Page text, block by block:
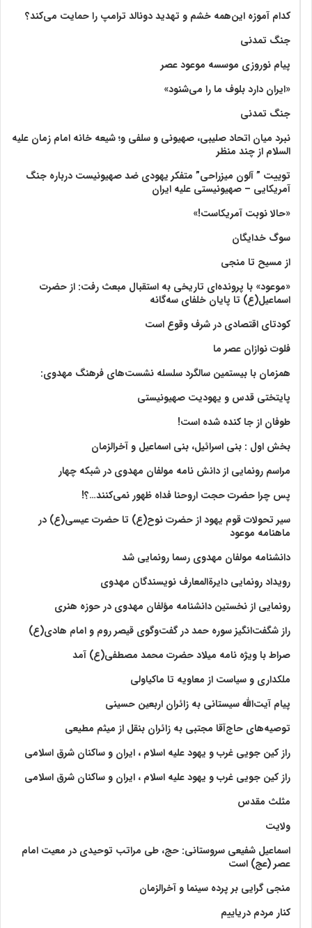
کدام آموزه این‌همه خشم و تهدید دونالد ترامپ را حمایت می‌کند؟
جنگ تمدنی
پیام نوروزی موسسه موعود عصر
«ایران دارد بلوف ما را می‌شنود»
جنگ تمدنی
نبرد میان اتحاد صلیبی، صهیونی و سلفی و؛ شیعه خانه امام زمان علیه
السلام از چند منظر
توییت ” آلون میزراحی” متفکر یهودی ضد صهیونیست درباره جنگ
آمریکایی – صهیونیستی علیه ایران
«حالا نوبت آمریکاست!»
سوگ خدایگان
از مسیح تا منجی
«موعود» با پرونده‌ای تاریخی به استقبال مبعث رفت: از حضرت
اسماعیل(ع) تا پایان خلفای سه‌گانه
کودتای اقتصادی در شرف وقوع است
فلوت نوازان عصر ما
همزمان با بیستمین سالگرد سلسله نشست‌های فرهنگ مهدوی:‌
پایتختی قدس و یهودیت صهیونیستی
طوفان از جا کنده شده است!
بخش اول : بنی اسرائیل، بنی اسماعیل و آخرالزمان
مراسم رونمایی از دانش نامه مولفان مهدوی در شبکه چهار
پس چرا حضرت حجت اروحنا فداه ظهور نمی‌کنند…؟!
سیر تحولات قوم یهود از حضرت نوح(ع) تا حضرت عیسی(ع) در
ماهنامه موعود
دانشنامه مولفان مهدوی رسما رونمایی شد
رویداد رونمایی دایرةالمعارف نویسندگان مهدوی
رونمایی از نخستین دانشنامه مؤلفان مهدوی در حوزه هنری
راز شگفت‌انگیز سوره حمد در گفت‌وگوی قیصر روم و امام هادی(ع)
صراط با ویژه نامه میلاد حضرت محمد مصطفی(ع) آمد
ملکداری و سیاست از معاویه تا ماکیاولی
پیام آیت‌الله سیستانی به زائران اربعین حسینی
توصیه‌های حاج‌آقا مجتبی به زائران بنقل از میثم مطیعی
راز کین جویی غرب و یهود علیه اسلام ، ایران و ساکنان شرق اسلامی
راز کین جویی غرب و یهود علیه اسلام ، ایران و ساکنان شرق اسلامی
مثلث مقدس
ولايت‏
اسماعیل شفیعی سروستانی: حج، طی مراتب توحیدی در معیت امام
عصر (عج) است
منجی گرایی بر پرده سینما و آخرالزمان
کنار مردم دریاییم